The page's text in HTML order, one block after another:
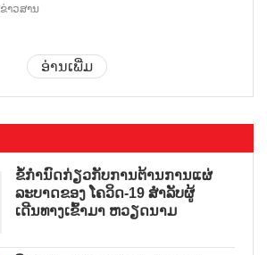
ຂ່າວສານ
ອ່ານເພີ່ມ
ຂໍ້ກຳນົດກ່ຽວກັບການຕ້ານການແຜ່
ລະບາດຂອງ ໂຄວິດ-19 ສຳລັບຜູ້
ເດີນທາງເຂົ້າມາ ຫວຽດນາມ